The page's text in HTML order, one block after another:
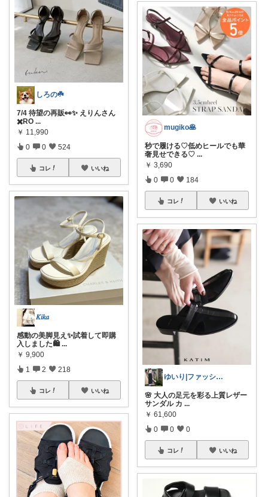
しろの☘️
7/4 待望の再販👀✨ えりんさん
✖️RO ...
￥ 11,990
0 0 524
コレ いいね
𝐾𝑖𝑘𝑎
感動の美脚見え✨試着して即購
入しました🛍️ ...
￥ 9,900
1 2 218
コレ いいね
mugiko🥞
秒で履ける♡低めヒールでも華
奢見せできる♡ ...
￥ 3,690
0 0 184
コレ いいね
ゆいり|ファッション👗
🌸 大人の足元を彩る上質レザー
サンダル カ ...
￥ 61,600
0 0 0
コレ いいね